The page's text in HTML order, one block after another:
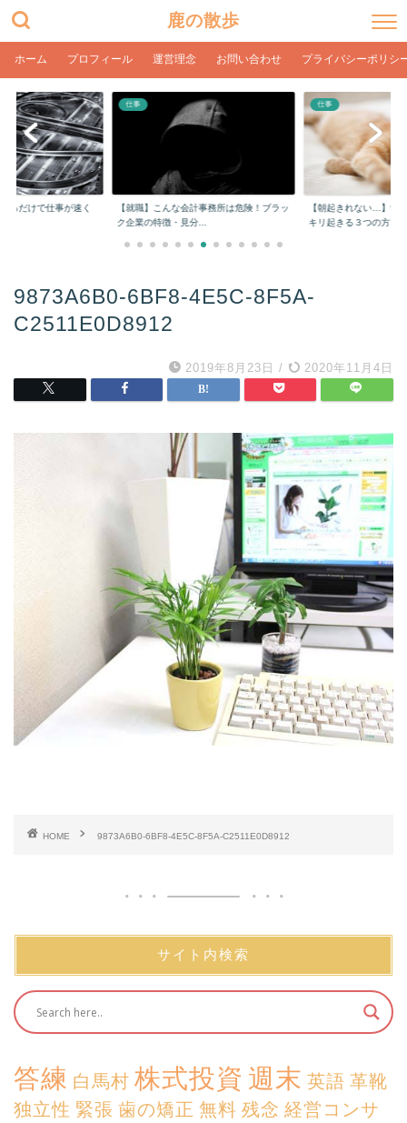
鹿の散歩
ホーム プロフィール 運営理念 お問い合わせ プライバシーポリシ
るだけで仕事が速く
仕事
【就職】こんな会計事務所は危険！ブラッ
ク企業の特徴・見分...
仕事
【朝起きれない…】学
キリ起きる３つの方...
9873A6B0-6BF8-4E5C-8F5A-
C2511E0D8912
2019年8月23日 / 2020年11月4日
HOME 9873A6B0-6BF8-4E5C-8F5A-C2511E0D8912
サイト内検索
答練 白馬村 株式投資 週末 英語 革靴
独立性 緊張 歯の矯正 無料 残念 経営コンサ